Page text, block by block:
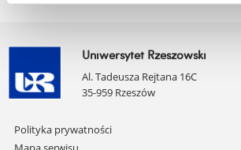
Uniwersytet Rzeszowski
Al. Tadeusza Rejtana 16C
35-959 Rzeszów
Pomiń
nawigację
Polityka prywatności